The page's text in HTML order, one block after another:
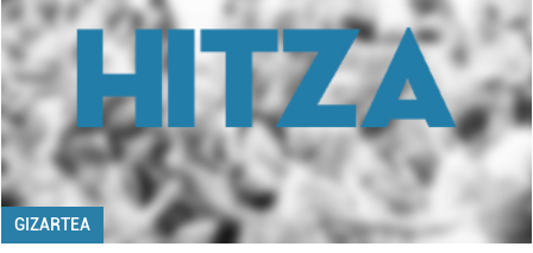
GIZARTEA